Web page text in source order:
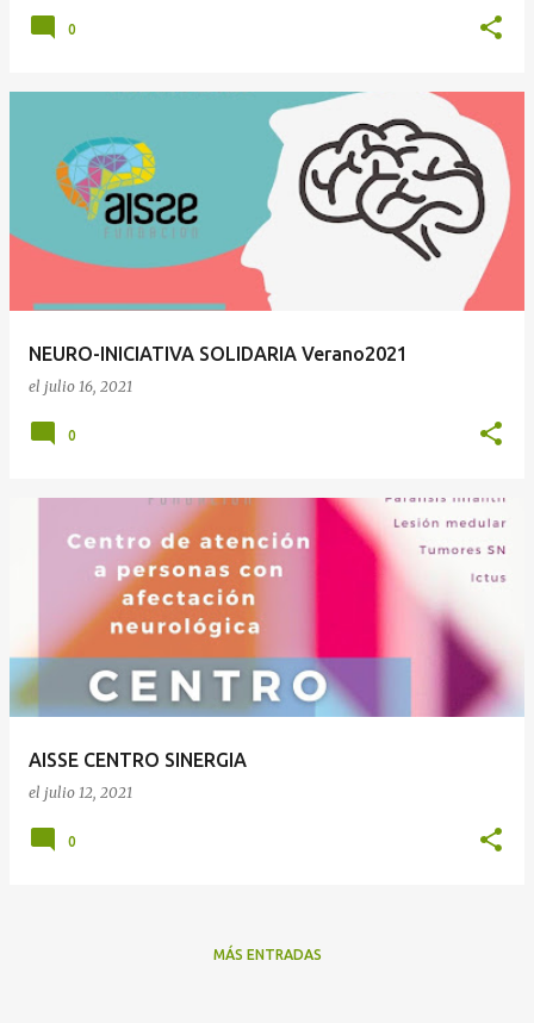
0
NEURO-INICIATIVA SOLIDARIA Verano2021
el julio 16, 2021
0
AISSE CENTRO SINERGIA
el julio 12, 2021
0
MÁS ENTRADAS